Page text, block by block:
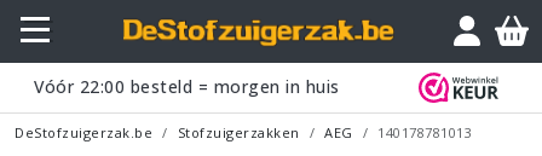
Vóór 22:00 besteld = morgen in huis
DeStofzuigerzak.be Stofzuigerzakken AEG 140178781013